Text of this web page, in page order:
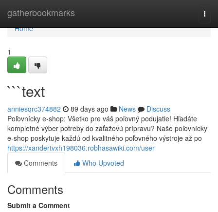
gatherbookmarks
Home
Home
1
```text
anniesqrc374882 89 days ago News
Discuss
Poľovnícky e-shop: Všetko pre váš poľovný podujatie! Hľadáte
kompletné výber potreby do záťažovú prípravu? Naše poľovnícky
e-shop poskytuje každú od kvalitného poľovného výstroje až po
https://xandertvxh198036.robhasawiki.com/user
Comments
Who Upvoted
Comments
Submit a Comment